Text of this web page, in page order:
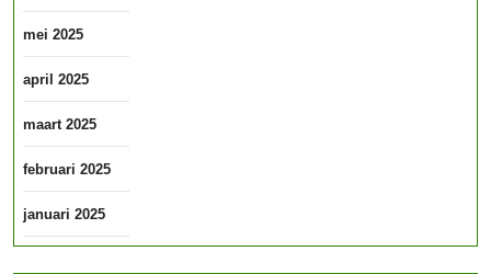
mei 2025
april 2025
maart 2025
februari 2025
januari 2025